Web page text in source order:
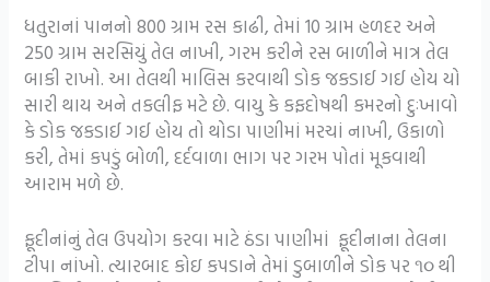
ધતુરાનાં પાનનો 800 ગ્રામ રસ કાઢી, તેમાં 10 ગ્રામ હળદર અને
250 ગ્રામ સરસિયું તેલ નાખી, ગરમ કરીને રસ બાળીને માત્ર તેલ
બાકી રાખો. આ તેલથી માલિસ કરવાથી ડોક જકડાઈ ગઈ હોય યો
સારી થાય અને તકલીફ મટે છે. વાયુ કે કફદોષથી કમરનો દુઃખાવો
કે ડોક જકડાઈ ગઈ હોય તો થોડા પાણીમાં મરચાં નાખી, ઉકાળો
કરી, તેમાં કપડું બોળી, દર્દવાળા ભાગ પર ગરમ પોતાં મૂકવાથી
આરામ મળે છે.
ફૂદીનાંનું તેલ ઉપયોગ કરવા માટે ઠંડા પાણીમાં ફૂદીનાના તેલના
ટીપા નાંખો. ત્યારબાદ કોઇ કપડાને તેમાં ડુબાળીને ડોક પર ૧૦ થી